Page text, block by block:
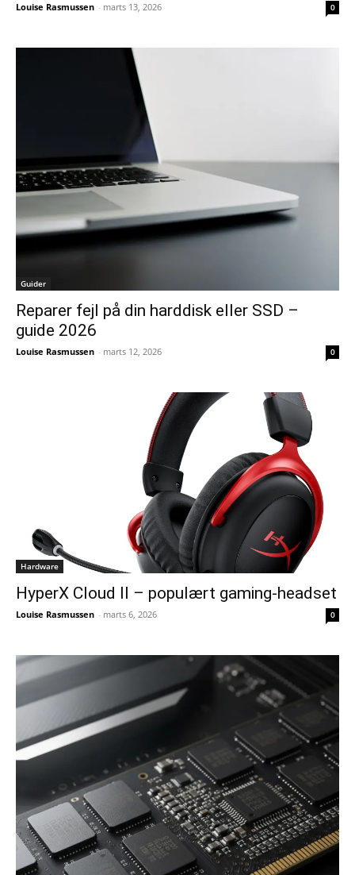
Louise Rasmussen - marts 13, 2026 0
Guider
Reparer fejl på din harddisk eller SSD –
guide 2026
Louise Rasmussen - marts 12, 2026 0
Hardware
HyperX Cloud II – populært gaming-headset
Louise Rasmussen - marts 6, 2026 0